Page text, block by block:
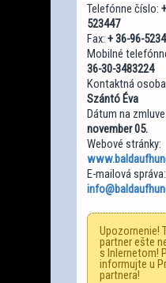
Telefónne číslo:
523447
Fax: + 36-96-
Mobilné
36-30-3483224
Kontaktná
Szántó Éva
Dátum na zmluve:
november 05.
Webové stránky:
E-mailová správa:
Upozornenie!
partner ešte
s Inlernetom!
informujte u
partnera!